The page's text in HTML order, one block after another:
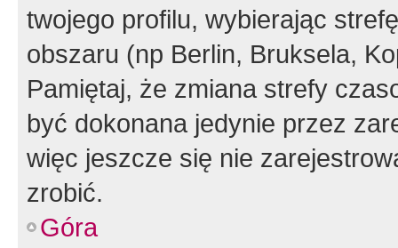
twojego profilu, wybierając
obszaru (np Berlin, Bruksela,
Pamiętaj, że zmiana strefy
być dokonana jedynie przez
więc jeszcze się nie
zrobić.
Góra